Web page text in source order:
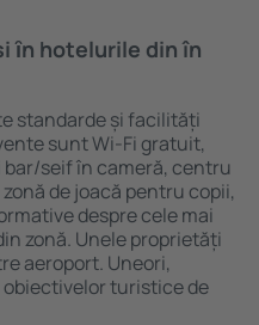
ȋn hotelurile din în
standarde și facilități
sunt Wi-Fi gratuit,
bar/seif în cameră, centru
de joacă pentru copii,
despre cele mai
zonă. Unele proprietăți
aeroport. Uneori,
turistice de